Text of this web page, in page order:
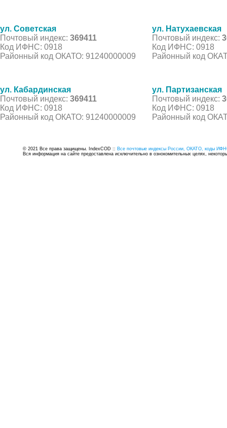
ул. Советская
Почтовый индекс: 369411
Код ИФНС: 0918
Районный код ОКАТО: 91240000009
ул. Натухаевская
Почтовый индекс:
Код ИФНС: 0918
Районный код
ул. Кабардинская
Почтовый индекс: 369411
Код ИФНС: 0918
Районный код ОКАТО: 91240000009
ул. Партизанская
Почтовый индекс:
Код ИФНС: 0918
Районный код
© 2021 Все права защищены. IndexCOD :: Все почтовые индексы России, ОКАТО, коды
Вся информация на сайте предоставлена исключительно в ознокомительных целях,